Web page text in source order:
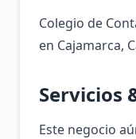
Colegio de
en Cajamarca,
Servicios
Este negocio